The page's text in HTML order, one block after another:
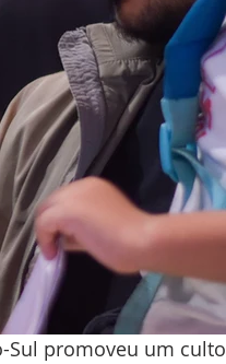
Sul promoveu um culto